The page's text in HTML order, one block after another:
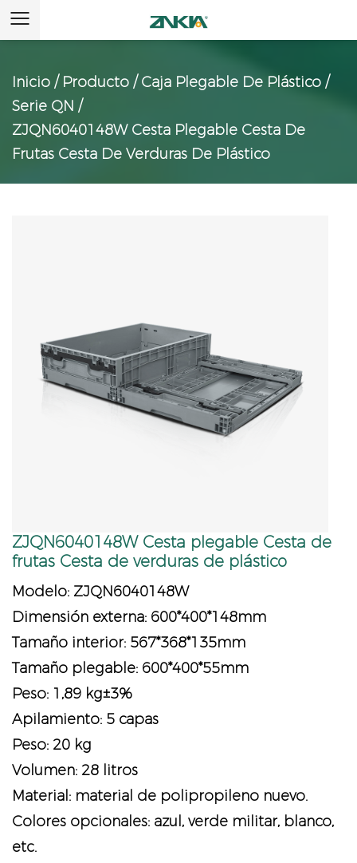
Inicio / Producto / Caja Plegable De Plástico /
Serie QN /
ZJQN6040148W Cesta Plegable Cesta De
Frutas Cesta De Verduras De Plástico
ZJQN6040148W Cesta plegable Cesta de
frutas Cesta de verduras de plástico
Modelo: ZJQN6040148W
Dimensión externa: 600*400*148mm
Tamaño interior: 567*368*135mm
Tamaño plegable: 600*400*55mm
Peso: 1,89 kg±3%
Apilamiento: 5 capas
Peso: 20 kg
Volumen: 28 litros
Material: material de polipropileno nuevo.
Colores opcionales: azul, verde militar, blanco,
etc.